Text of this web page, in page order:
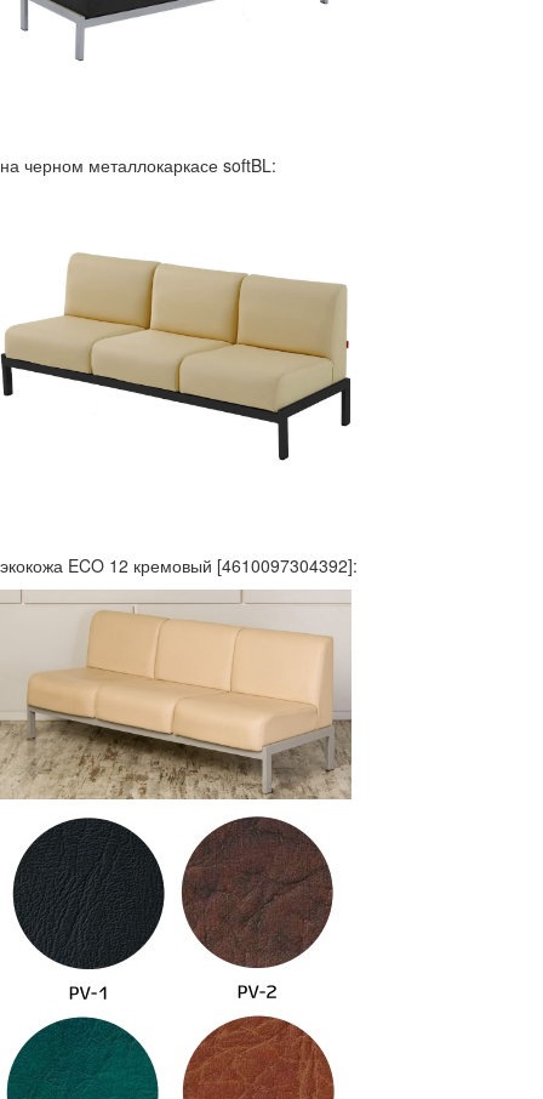
на черном металлокаркасе softBL:
экокожа ECO 12 кремовый [4610097304392]: